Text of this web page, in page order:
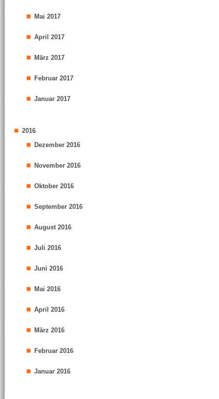
Mai 2017
April 2017
März 2017
Februar 2017
Januar 2017
2016
Dezember 2016
November 2016
Oktober 2016
September 2016
August 2016
Juli 2016
Juni 2016
Mai 2016
April 2016
März 2016
Februar 2016
Januar 2016